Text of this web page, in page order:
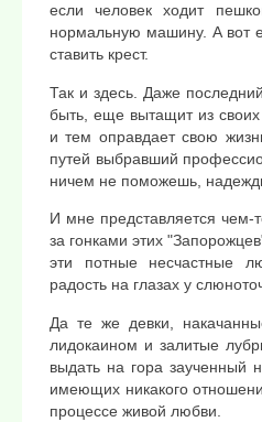
если человек ходит
нормальную машину. А вот
ставить крест.
Так и здесь. Даже
быть, еще вытащит из своих
и тем оправдает свою
путей выбравший
ничем не поможешь,
И мне представляется
за гонками этих
эти потные несчастные
радость на глазах у
Да те же девки,
лидокаином и залитые
выдать на гора заученный
имеющих никакого
процессе живой любви.